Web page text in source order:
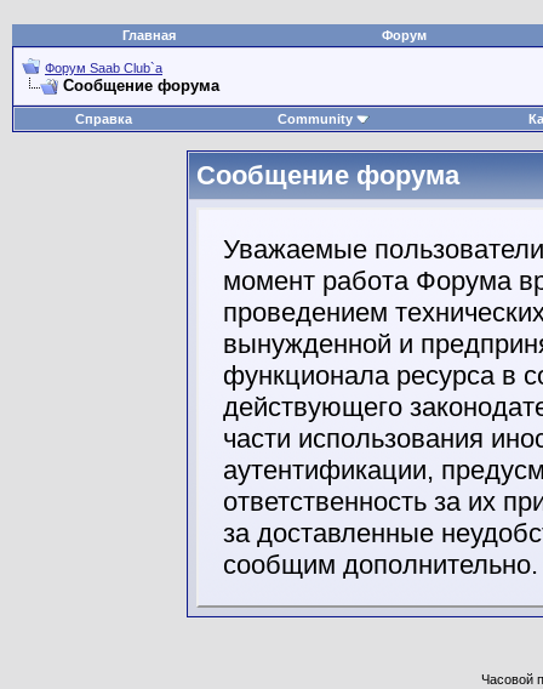
Главная Форум
Форум Saab Club`а
Сообщение форума
Справка Community
Сообщение форума
Уважаемые
момент работа Форума
проведением
вынужденной и
функционала ресурса в
действующего
части использования
аутентификации,
ответственность за их
за доставленные
сообщим дополнительно.
Часовой